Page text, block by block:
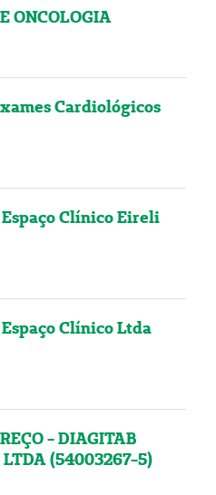
ONCOLOGIA
Cardiológicos
Clínico Eireli
Clínico Ltda
- DIAGITAB
LTDA (54003267-5)